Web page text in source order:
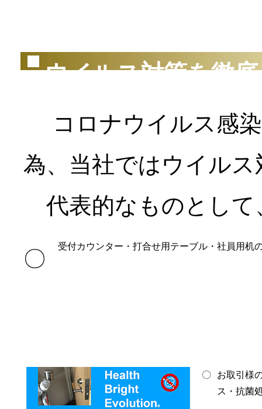
ウイルス対策を徹
コロナウイルス感染
為、当社ではウイル
代表的なものとし
〇 受付カウンター・打合せ用テーブル・社員用机
〇
お取引様
ス・抗菌